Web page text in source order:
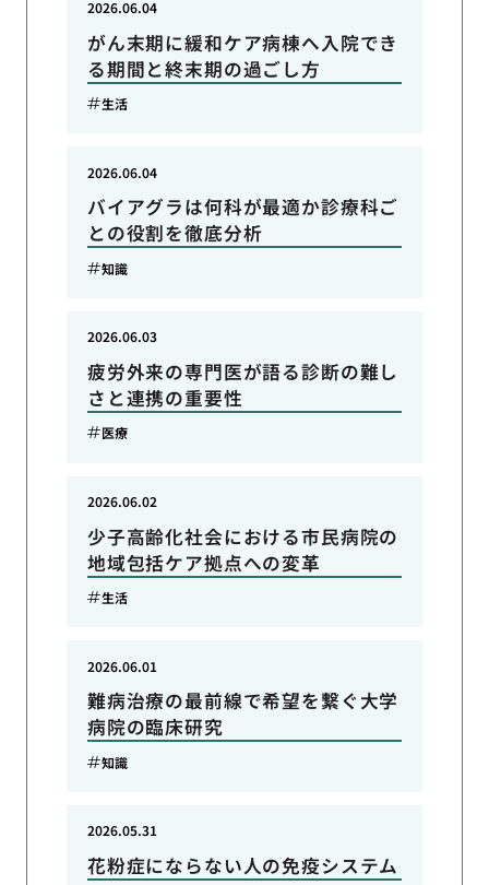
がん末期に緩和ケア病棟へ入院でき
る期間と終末期の過ごし方
2026.06.04
生活
バイアグラは何科が最適か診療科ご
との役割を徹底分析
2026.06.04
知識
疲労外来の専門医が語る診断の難し
さと連携の重要性
2026.06.03
医療
少子高齢化社会における市民病院の
地域包括ケア拠点への変革
2026.06.02
生活
難病治療の最前線で希望を繋ぐ大学
病院の臨床研究
2026.06.01
知識
花粉症にならない人の免疫システム
2026.05.31